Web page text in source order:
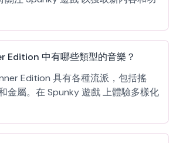
Edition 中有哪些類型的音樂？
Edition 具有各種流派，包括搖
金屬。在 Spunky 遊戲 上體驗多樣化